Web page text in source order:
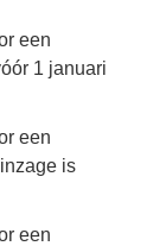
een
1 januari
een
is
een